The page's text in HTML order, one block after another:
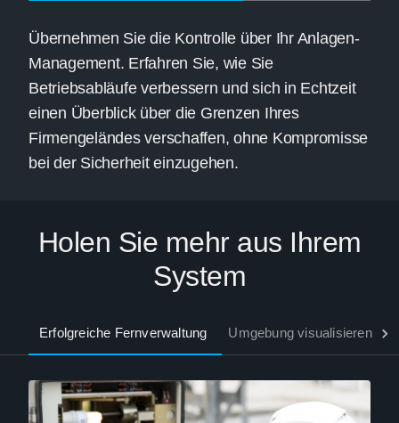
Übernehmen Sie die Kontrolle über Ihr Anlagen-
Management. Erfahren Sie, wie Sie
Betriebsabläufe verbessern und sich in Echtzeit
einen Überblick über die Grenzen Ihres
Firmengeländes verschaffen, ohne Kompromisse
bei der Sicherheit einzugehen.
Holen Sie mehr aus Ihrem
System
Erfolgreiche Fernverwaltung Umgebung visualisieren